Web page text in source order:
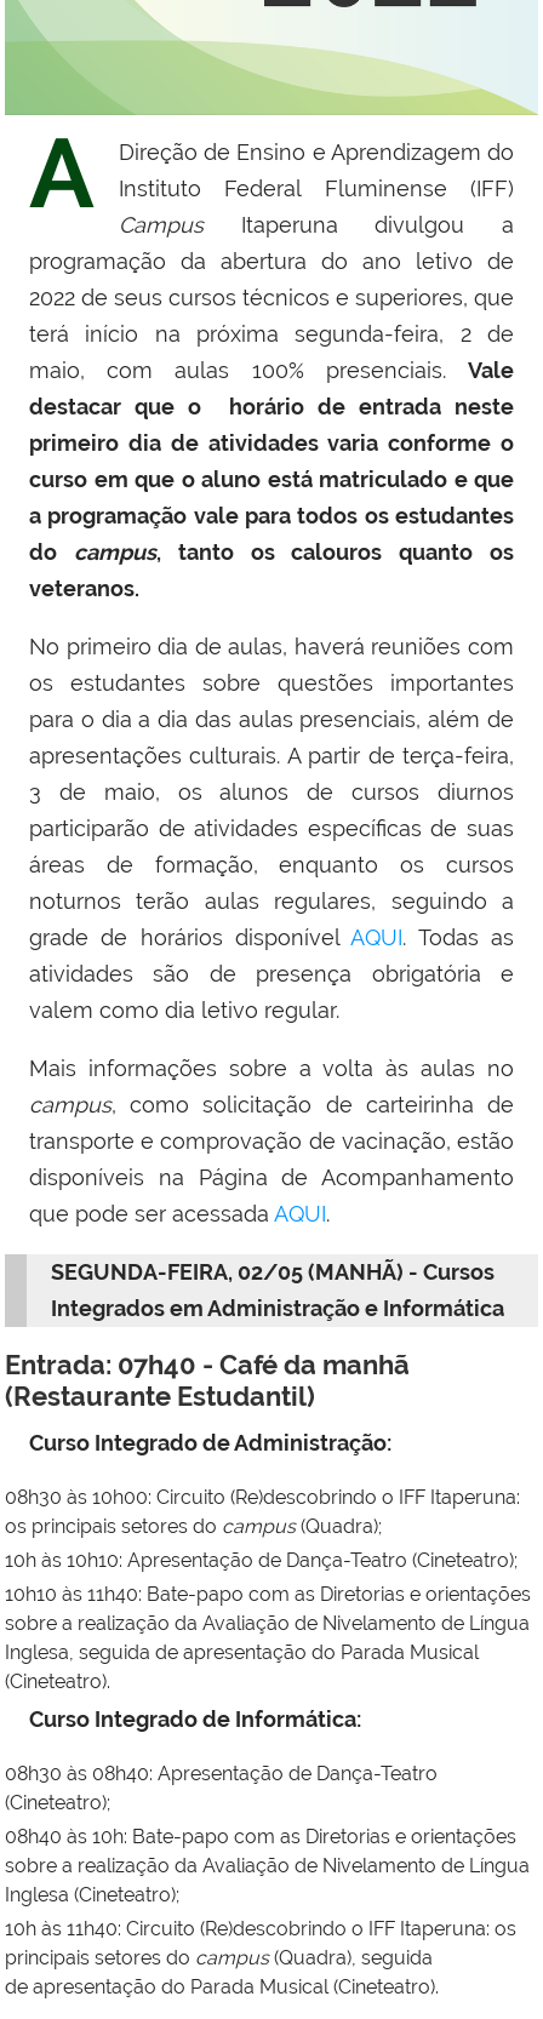
A
Direção de Ensino e Aprendizagem do
Instituto Federal Fluminense (IFF)
CampusItaperuna divulgou a
programação da abertura do ano letivo de
2022 de seus cursos técnicos e superiores, que
terá início na próxima segunda-feira, 2 de
maio, com aulas 100% presenciais. Vale
destacar que o horário de entrada neste
primeiro dia de atividades varia conforme o
curso em que o aluno está matriculado e que
a programação vale para todos os estudantes
do campus, tanto os calouros quanto os
veteranos.
No primeiro dia de aulas, haverá reuniões com
os estudantes sobre questões importantes
para o dia a dia das aulas presenciais, além de
apresentações culturais. A partir de terça-feira,
3 de maio, os alunos de cursos diurnos
participarão de atividades específicas de suas
áreas de formação, enquanto os cursos
noturnos terão aulas regulares, seguindo a
grade de horários disponívelAQUI. Todas as
atividades são de presença obrigatória e
valem como dia letivo regular.
Mais informações sobre a volta às aulas no
campus, como solicitação de carteirinha de
transporte e comprovação de vacinação, estão
disponíveis na Página de Acompanhamento
que pode ser acessada AQUI.
SEGUNDA-FEIRA, 02/05 (MANHÃ) - Cursos
Integrados em Administração e Informática
Entrada: 07h40 - Café da manhã
(Restaurante Estudantil)
Curso Integrado de Administração:
08h30 às 10h00: Circuito (Re)descobrindo o IFF Itaperuna:
os principais setores do campus(Quadra);
10h às 10h10: Apresentação de Dança-Teatro (Cineteatro);
10h10 às 11h40: Bate-papo com as Diretorias e orientações
sobre a realização da Avaliação de Nivelamento de Língua
Inglesa, seguida de apresentação do Parada Musical
(Cineteatro).
Curso Integrado de Informática:
08h30 às 08h40: Apresentação de Dança-Teatro
(Cineteatro);
08h40 às 10h: Bate-papo com as Diretorias e orientações
sobre a realização da Avaliação de Nivelamento de Língua
Inglesa (Cineteatro);
10h às 11h40: Circuito (Re)descobrindo o IFF Itaperuna: os
principais setores do campus(Quadra), seguida
de apresentação do Parada Musical (Cineteatro).